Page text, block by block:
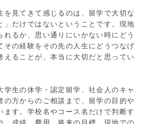
を見てきて感じるのは、留学で大切な
」だけではないということです。現地
れるか、思い通りにいかない時にどう
その経験をその先の人生にどうつなげ
えることが、本当に大切だと思ってい
学生の休学・認定留学、社会人のキャ
の方からのご相談まで、留学の目的や
ます。学校名やコース名だけで判断す